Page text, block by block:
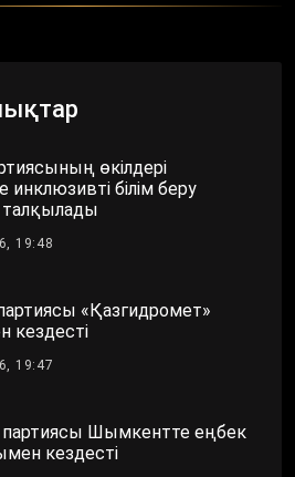
өкілдері
білім беру
талқылады
19:48
«Қазгидромет»
19:47
партиясы Шымкентте еңбек
кездесті